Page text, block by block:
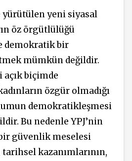
yürütülen yeni siyasal
öz örgütlülüğü
demokratik bir
mümkün değildir.
biçimde
özgür olmadığı
demokratikleşmesi
Bu nedenle YPJ’nin
bir güvenlik meselesi
tarihsel kazanımlarının,